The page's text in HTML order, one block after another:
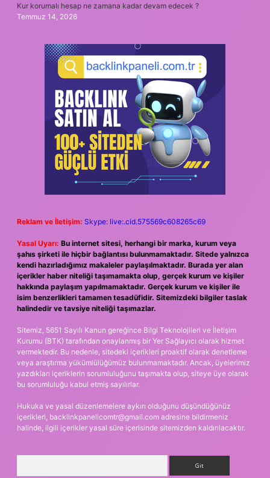
Kur korumalı hesap ne zamana kadar devam edecek ?
Temmuz 14, 2026
Reklam ve İletişim: Skype: live:.cid.575569c608265c69
Yasal Uyarı: Bu internet sitesi, herhangi bir marka, kurum veya
şahıs şirketi ile hiçbir bağlantısı bulunmamaktadır. Sitede yalnızca
kendi hazırladığımız makaleler paylaşılmaktadır. Burada yer alan
içerikler haber niteliği taşımamakta olup, gerçek kurum ve kişiler
hakkında paylaşım yapılmamaktadır. Gerçek kurum ve kişiler ile
isim benzerlikleri tamamen tesadüfidir. Sitemizdeki bilgiler taslak
halindedir ve tavsiye niteliği taşımazlar.
Sitemiz, 5651 Sayılı Kanun gereğince Bilgi Teknolojileri ve İletişim
Kurumu (BTK) tarafından onaylanmış bir Yer Sağlayıcı olarak hizmet
vermektedir. Bu nedenle, sitedeki içerikleri proaktif olarak denetleme
veya araştırma yükümlülüğümüz bulunmamaktadır. Ancak, üyelerimiz
yazdıkları içeriklerin sorumluluğunu taşımakta olup, siteye üye olarak
bu sorumluluğu kabul etmiş sayılırlar.
Hukuka ve yasal düzenlemelere aykırı olduğunu düşündüğünüz
içerikleri, backlinkpanelicomtr@gmail.com adresine bildirmeniz
halinde, ilgili içerikler yasal süre içerisinde sitemizden kaldırılacaktır.